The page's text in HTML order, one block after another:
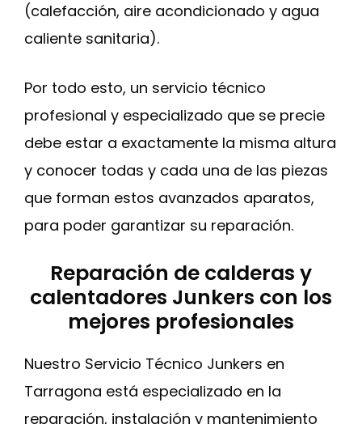
(calefacción, aire acondicionado y agua
caliente sanitaria).
Por todo esto, un servicio técnico
profesional y especializado que se precie
debe estar a exactamente la misma altura
y conocer todas y cada una de las piezas
que forman estos avanzados aparatos,
para poder garantizar su reparación.
Reparación de calderas y
calentadores Junkers con los
mejores profesionales
Nuestro Servicio Técnico Junkers en
Tarragona está especializado en la
reparación, instalación y mantenimiento